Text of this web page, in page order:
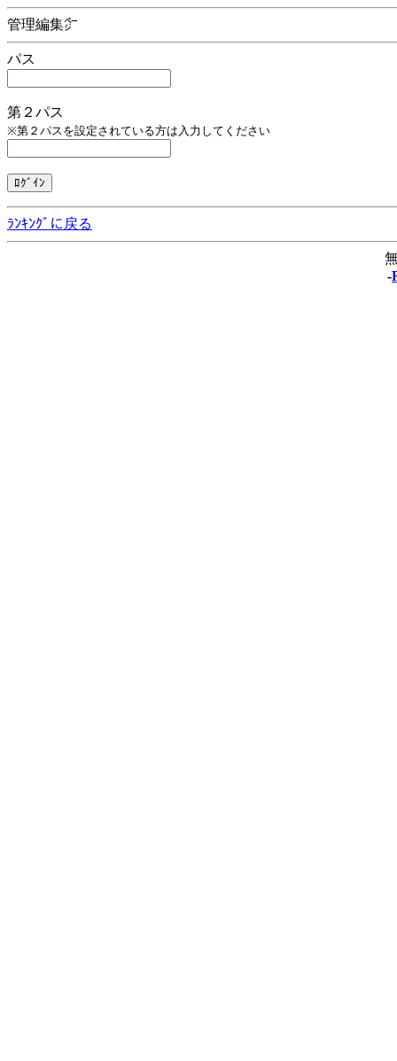
管理編集㌻
パス
第２パス
※第２パスを設定されている方は入力してください
ﾗﾝｷﾝｸﾞに戻る
-